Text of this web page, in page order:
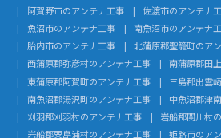
阿賀野市のアンテナ工事
佐渡市のアンテナ
魚沼市のアンテナ工事
南魚沼市のアンテナ
胎内市のアンテナ工事
北蒲原郡聖籠町のア
西蒲原郡弥彦村のアンテナ工事
南蒲原郡田
東蒲原郡阿賀町のアンテナ工事
三島郡出雲
南魚沼郡湯沢町のアンテナ工事
中魚沼郡津
刈羽郡刈羽村のアンテナ工事
岩船郡関川村
岩船郡粟島浦村のアンテナ工事
姫路市のア